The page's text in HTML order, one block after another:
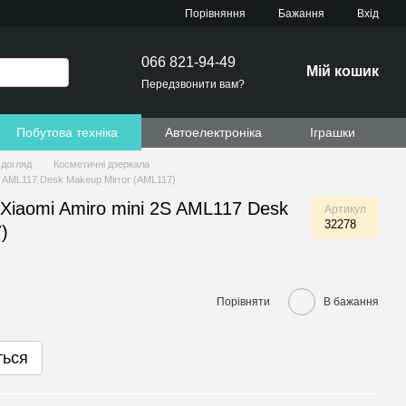
Порівняння Бажання Вхід
066 821-94-49
Передзвонити вам?
Мій кошик
Побутова техніка Автоелектроніка Іграшки
Косметичні дзеркала
Desk Makeup Mirror (AML117)
Amiro mini 2S AML117 Desk
Артикул
32278
Порівняти В бажання